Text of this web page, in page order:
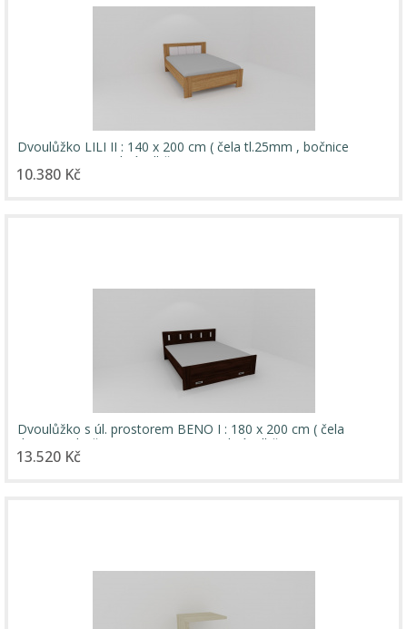
Dvoulůžko LILI II : 140 x 200 cm ( čela tl.25mm , bočnice
25mm ) - jen osobní odběr
10.380 Kč
Dvoulůžko s úl. prostorem BENO I : 180 x 200 cm ( čela
tl.25mm , bočnice 18mm ) - jen osobní odběr
13.520 Kč